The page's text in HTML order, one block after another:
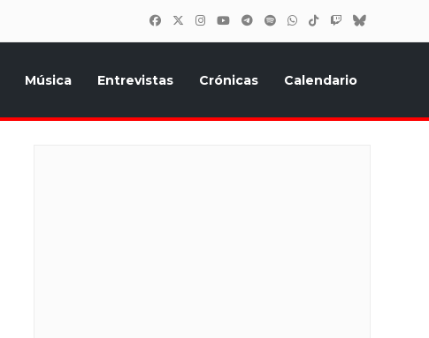
Música Entrevistas Crónicas Calendario